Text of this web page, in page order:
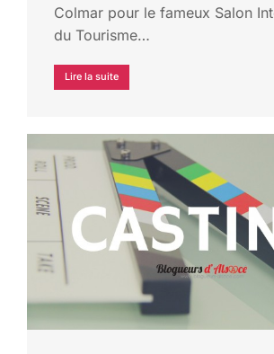
Colmar pour le fameux Salon
du Tourisme…
Lire la suite